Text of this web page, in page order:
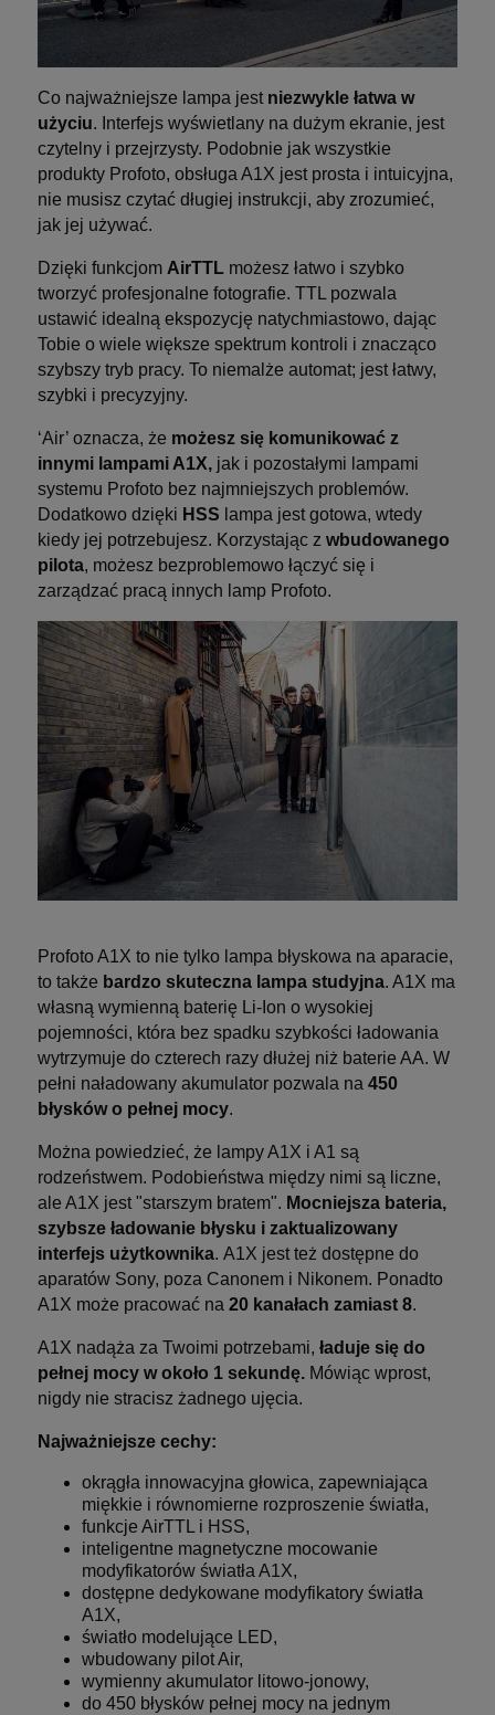
Co najważniejsze lampa jest niezwykle łatwa w
użyciu. Interfejs wyświetlany na dużym ekranie, jest
czytelny i przejrzysty. Podobnie jak wszystkie
produkty Profoto, obsługa A1X jest prosta i intuicyjna,
nie musisz czytać długiej instrukcji, aby zrozumieć,
jak jej używać.
Dzięki funkcjom AirTTL możesz łatwo i szybko
tworzyć profesjonalne fotografie. TTL pozwala
ustawić idealną ekspozycję natychmiastowo, dając
Tobie o wiele większe spektrum kontroli i znacząco
szybszy tryb pracy. To niemalże automat; jest łatwy,
szybki i precyzyjny.
‘Air’ oznacza, że możesz się komunikować z
innymi lampami A1X, jak i pozostałymi lampami
systemu Profoto bez najmniejszych problemów.
Dodatkowo dzięki HSS lampa jest gotowa, wtedy
kiedy jej potrzebujesz. Korzystając z wbudowanego
pilota, możesz bezproblemowo łączyć się i
zarządzać pracą innych lamp Profoto.
Profoto A1X to nie tylko lampa błyskowa na aparacie,
to także bardzo skuteczna lampa studyjna. A1X ma
własną wymienną baterię Li-Ion o wysokiej
pojemności, która bez spadku szybkości ładowania
wytrzymuje do czterech razy dłużej niż baterie AA. W
pełni naładowany akumulator pozwala na 450
błysków o pełnej mocy.
Można powiedzieć, że lampy A1X i A1 są
rodzeństwem. Podobieństwa między nimi są liczne,
ale A1X jest "starszym bratem". Mocniejsza bateria,
szybsze ładowanie błysku i zaktualizowany
interfejs użytkownika. A1X jest też dostępne do
aparatów Sony, poza Canonem i Nikonem. Ponadto
A1X może pracować na 20 kanałach zamiast 8.
A1X nadąża za Twoimi potrzebami, ładuje się do
pełnej mocy w około 1 sekundę. Mówiąc wprost,
nigdy nie stracisz żadnego ujęcia.
Najważniejsze cechy:
okrągła innowacyjna głowica, zapewniająca
miękkie i równomierne rozproszenie światła,
funkcje AirTTL i HSS,
inteligentne magnetyczne mocowanie
modyfikatorów światła A1X,
dostępne dedykowane modyfikatory światła
A1X,
światło modelujące LED,
wbudowany pilot Air,
wymienny akumulator litowo-jonowy,
do 450 błysków pełnej mocy na jednym